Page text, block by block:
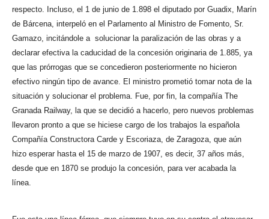
respecto. Incluso, el 1 de junio de 1.898 el diputado por Guadix, Marín
de Bárcena, interpeló en el Parlamento al Ministro de Fomento, Sr.
Gamazo, incitándole a solucionar la paralización de las obras y a
declarar efectiva la caducidad de la concesión originaria de 1.885, ya
que las prórrogas que se concedieron posteriormente no hicieron
efectivo ningún tipo de avance. El ministro prometió tomar nota de la
situación y solucionar el problema. Fue, por fin, la compañía The
Granada Railway, la que se decidió a hacerlo, pero nuevos problemas
llevaron pronto a que se hiciese cargo de los trabajos la española
Compañía Constructora Carde y Escoriaza, de Zaragoza, que aún
hizo esperar hasta el 15 de marzo de 1907, es decir, 37 años más,
desde que en 1870 se produjo la concesión, para ver acabada la
línea.